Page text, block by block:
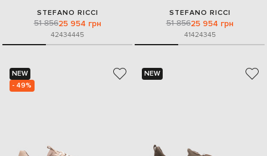
STEFANO RICCI
51 85625 954 грн
42434445
STEFANO RICCI
51 85625 954 грн
41424345
NEW
- 49%
NEW